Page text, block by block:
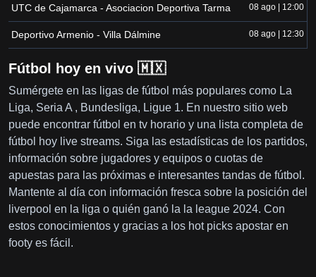
UTC de Cajamarca - Asociacion Deportiva Tarma 08 ago | 12:00
Deportivo Armenio - Villa Dálmine 08 ago | 12:30
Fútbol hoy en vivo 🇲🇽
Sumérgete en las ligas de fútbol más populares como La
Liga, Seria A , Bundesliga, Ligue 1. En nuestro sitio web
puede encontrar fútbol en tv horario y una lista completa de
fútbol hoy live streams. Siga las estadísticas de los partidos,
información sobre jugadores y equipos o cuotas de
apuestas para las próximas e interesantes tandas de fútbol.
Mantente al día con información fresca sobre la posición del
liverpool en la liga o quién ganó la la league 2024. Con
estos conocimientos y gracias a los hot picks apostar en
footy es fácil.